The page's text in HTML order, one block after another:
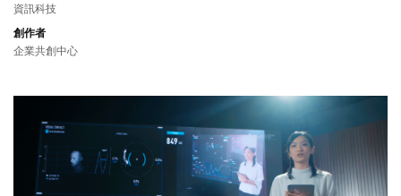
資訊科技
創作者
企業共創中心